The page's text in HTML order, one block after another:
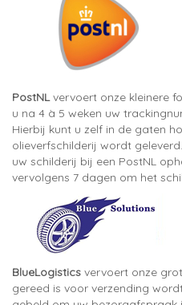
PostNLvervoert onze kleinere
u na 4 à 5 weken uw
Hierbij kunt u zelf in de gaten
olieverfschilderij wordt
uw schilderij bij een PostNL
vervolgens 7 dagen om het
BlueLogistics vervoert onze
gereed is voor verzending